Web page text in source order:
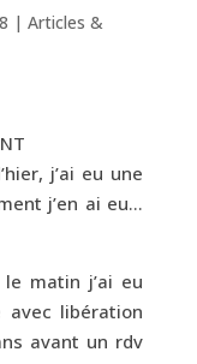
| Articles &
j’ai eu une
j’en ai eu…
matin j’ai eu
avec libération
avant un rdv